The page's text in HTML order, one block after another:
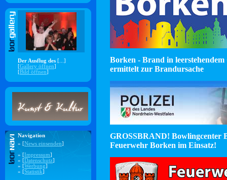
Der Ausflug des [...]
[Gallery öffnen]
[Bild öffnen]
Navigation
» [News einsenden]
» [Impressum]
» [Datenschutz]
» [Werbung]
» [Statistik]
Borken - Brand in leerstehendem
ermittelt zur Brandursache
GROSSBRAND! Bowlingcenter
Feuerwehr Borken im Einsatz!